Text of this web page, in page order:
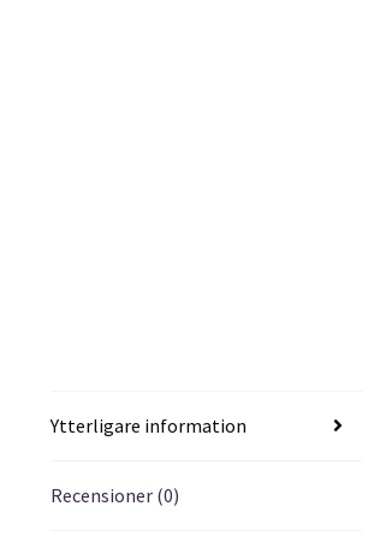
Ytterligare information
Recensioner (0)